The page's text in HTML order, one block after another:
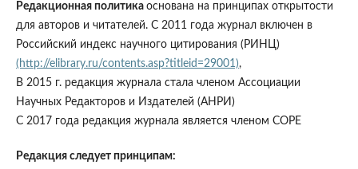
Редакционная политика основана на принципах открытости
для авторов и читателей. С 2011 года журнал включен в
Российский индекс научного цитирования (РИНЦ)
(http://elibrary.ru/contents.asp?titleid=29001),
В 2015 г. редакция журнала стала членом Ассоциации
Научных Редакторов и Издателей (АНРИ)
С 2017 года редакция журнала является членом COPE
Редакция следует принципам: